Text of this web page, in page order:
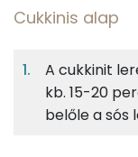
7%
Cukkinis
7%
Fehérje
Cukkinis alap
A cukkinit
kb. 15-20
belőle a sós